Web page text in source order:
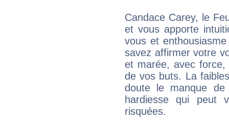
Candace Carey, le
et vous apporte
vous et
savez affirmer votre
et marée, avec
de vos buts. La
doute le manque
hardiesse qui peut
risquées.